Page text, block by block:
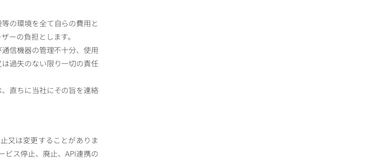
の環境を全て自らの費用と
ーの負担とします。
信機器の管理不十分、使用
過失のない限り一切の責任
直ちに当社にその旨を連絡
又は変更することがありま
ビス停止、廃止、API連携の